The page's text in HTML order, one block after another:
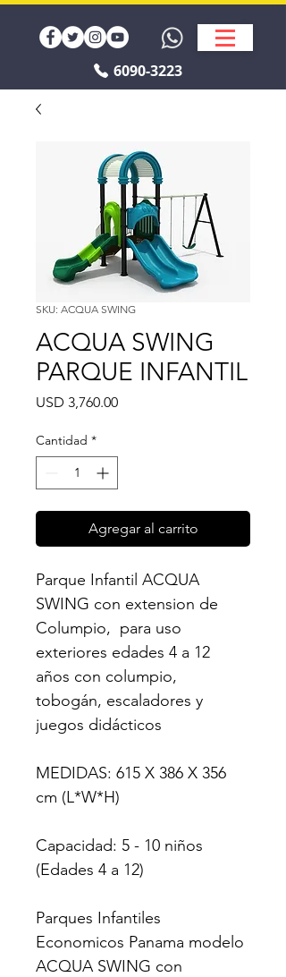
6090-3223
SKU: ACQUA SWING
ACQUA SWING
PARQUE INFANTIL
USD 3,760.00Precio
Cantidad *
Agregar al carrito
Parque Infantil ACQUA
SWING con extension de
Columpio,  para uso
exteriores edades 4 a 12
años con columpio,
tobogán, escaladores y
juegos didácticos
MEDIDAS: 615 X 386 X 356
cm (L*W*H)
Capacidad: 5 - 10 niños
(Edades 4 a 12)
Parques Infantiles
Economicos Panama modelo
ACQUA SWING con